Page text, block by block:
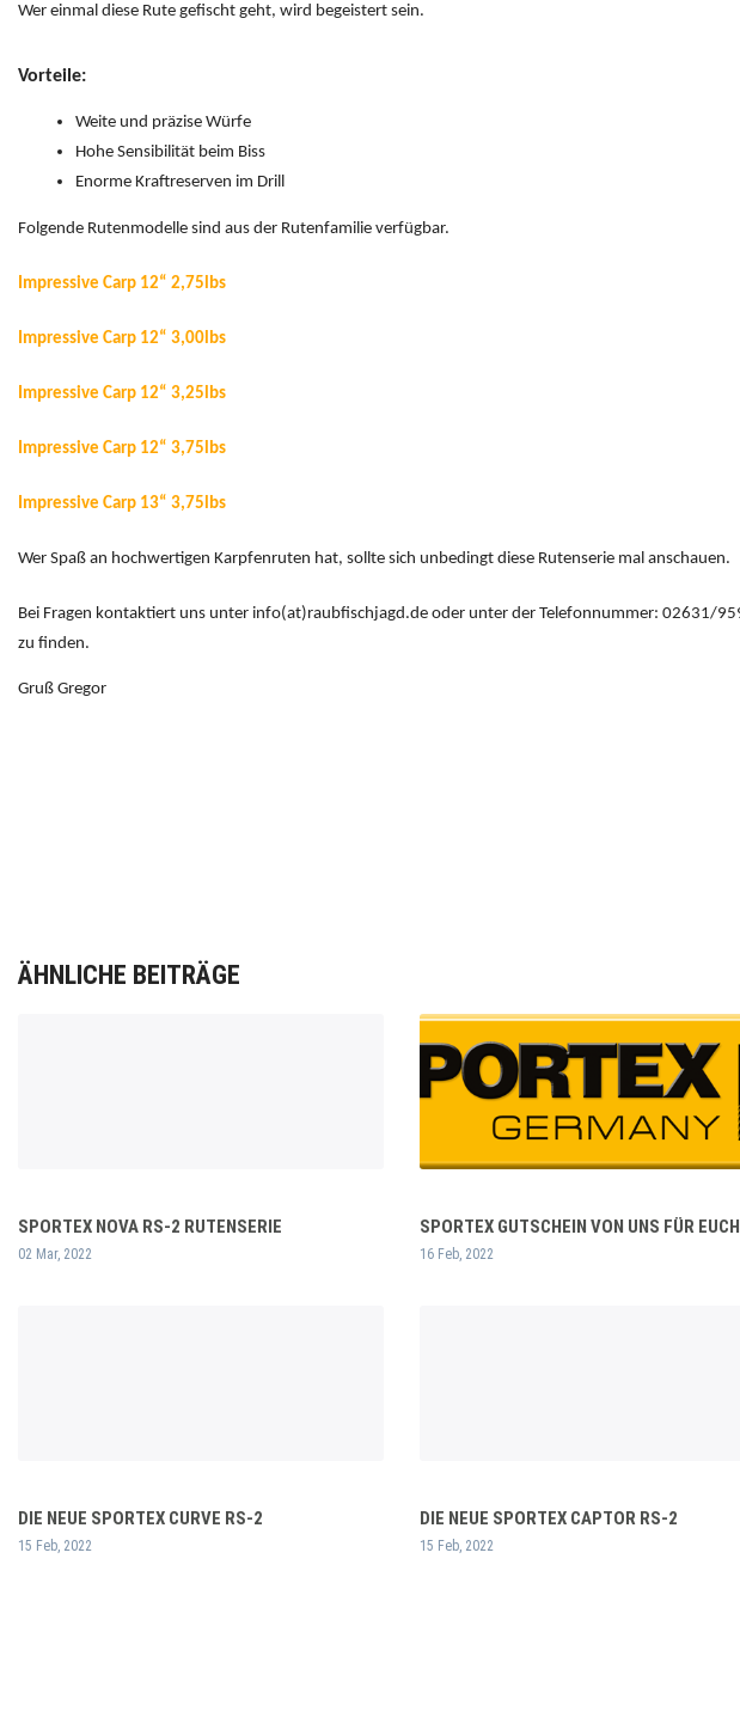
Wer einmal diese Rute gefischt geht, wird begeistert sein.
Vorteile:
Weite und präzise Würfe
Hohe Sensibilität beim Biss
Enorme Kraftreserven im Drill
Folgende Rutenmodelle sind aus der Rutenfamilie verfügbar.
Impressive Carp 12“ 2,75lbs
Impressive Carp 12“ 3,00lbs
Impressive Carp 12“ 3,25lbs
Impressive Carp 12“ 3,75lbs
Impressive Carp 13“ 3,75lbs
Wer Spaß an hochwertigen Karpfenruten hat, sollte sich unbedingt diese Rutenserie mal anschauen.
Bei Fragen kontaktiert uns unter info(at)raubfischjagd.de oder unter der Telefonnummer: 02631/
zu finden.
Gruß Gregor
ÄHNLICHE BEITRÄGE
SPORTEX NOVA RS-2 RUTENSERIE
02 Mar, 2022
SPORTEX GUTSCHEIN VON UNS FÜR
16 Feb, 2022
DIE NEUE SPORTEX CURVE RS-2
15 Feb, 2022
DIE NEUE SPORTEX CAPTOR RS-2
15 Feb, 2022